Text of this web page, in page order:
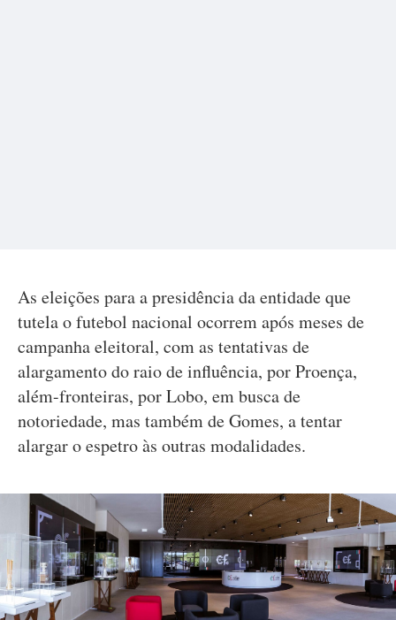
As eleições para a presidência da entidade que
tutela o futebol nacional ocorrem após meses de
campanha eleitoral, com as tentativas de
alargamento do raio de influência, por Proença,
além-fronteiras, por Lobo, em busca de
notoriedade, mas também de Gomes, a tentar
alargar o espetro às outras modalidades.